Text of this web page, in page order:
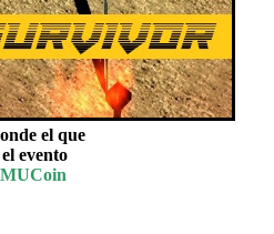
el que
evento